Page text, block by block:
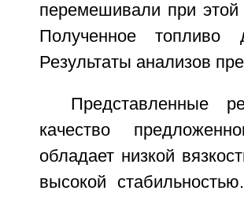
перемешивали при этой
Полученное топливо
Результаты анализов
Представленные
качество
обладает низкой
высокой